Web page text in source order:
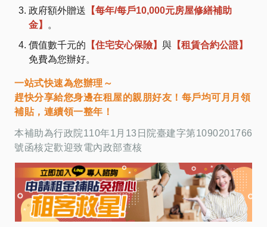
政府額外贈送 【每年/每戶10,000元房屋修繕補助
金】
。
價值數千元的 【住宅安心保險】 與 【租賃合約公證】
免費為您辦好。
一站式快速為您辦理～
趕快分享給您身邊在租屋的親朋好友！每戶均可月月領
補貼，連續領一整年！
本補助為行政院110年1月13日院臺建字第1090201766
號函核定歡迎致電內政部查核